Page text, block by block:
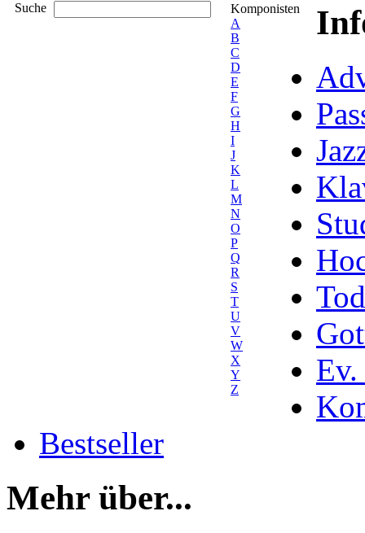
Suche
Komponisten
A
B
C
D
E
F
G
H
I
J
K
L
M
N
O
P
Q
R
S
T
U
V
W
X
Y
Z
Ev.
Bestseller
Mehr über...